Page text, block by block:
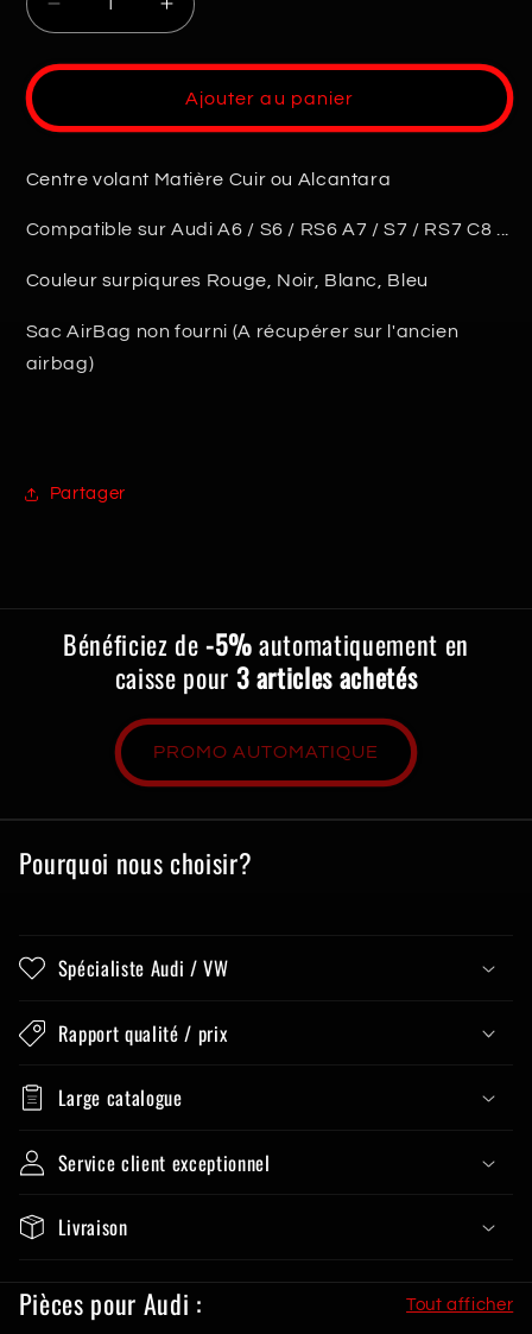
Réduire
la
quantité
Cache
Audi
C8
Augmenter
la
quantité
de
Audi
C8
Ajouter au panier
Centre volant Matière Cuir ou Alcantara
Compatible sur Audi A6 / S6 / RS6 A7 / S7 / RS7 C8 ...
Couleur surpiqures Rouge, Noir, Blanc, Bleu
Sac AirBag non fourni (A récupérer sur l'ancien
airbag)
Partager
Bénéficiez de-5%automatiquement en
caisse pour 3 articles achetés
PROMO AUTOMATIQUE
Pourquoi nous choisir?
Spécialiste Audi / VW
Rapport qualité / prix
Large catalogue
Service client exceptionnel
Livraison
Pièces pour Audi : Tout afficher